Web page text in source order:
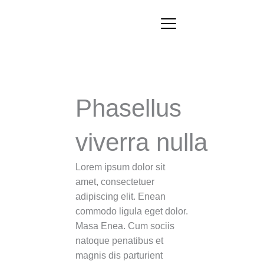
Phasellus
viverra nulla
Lorem ipsum dolor sit
amet, consectetuer
adipiscing elit. Enean
commodo ligula eget dolor.
Masa Enea. Cum sociis
natoque penatibus et
magnis dis parturient